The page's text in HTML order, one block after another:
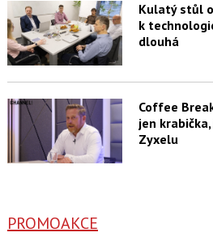
Kulatý stůl
k
dlouhá
Coffee
jen
Zyxelu
PROMOAKCE